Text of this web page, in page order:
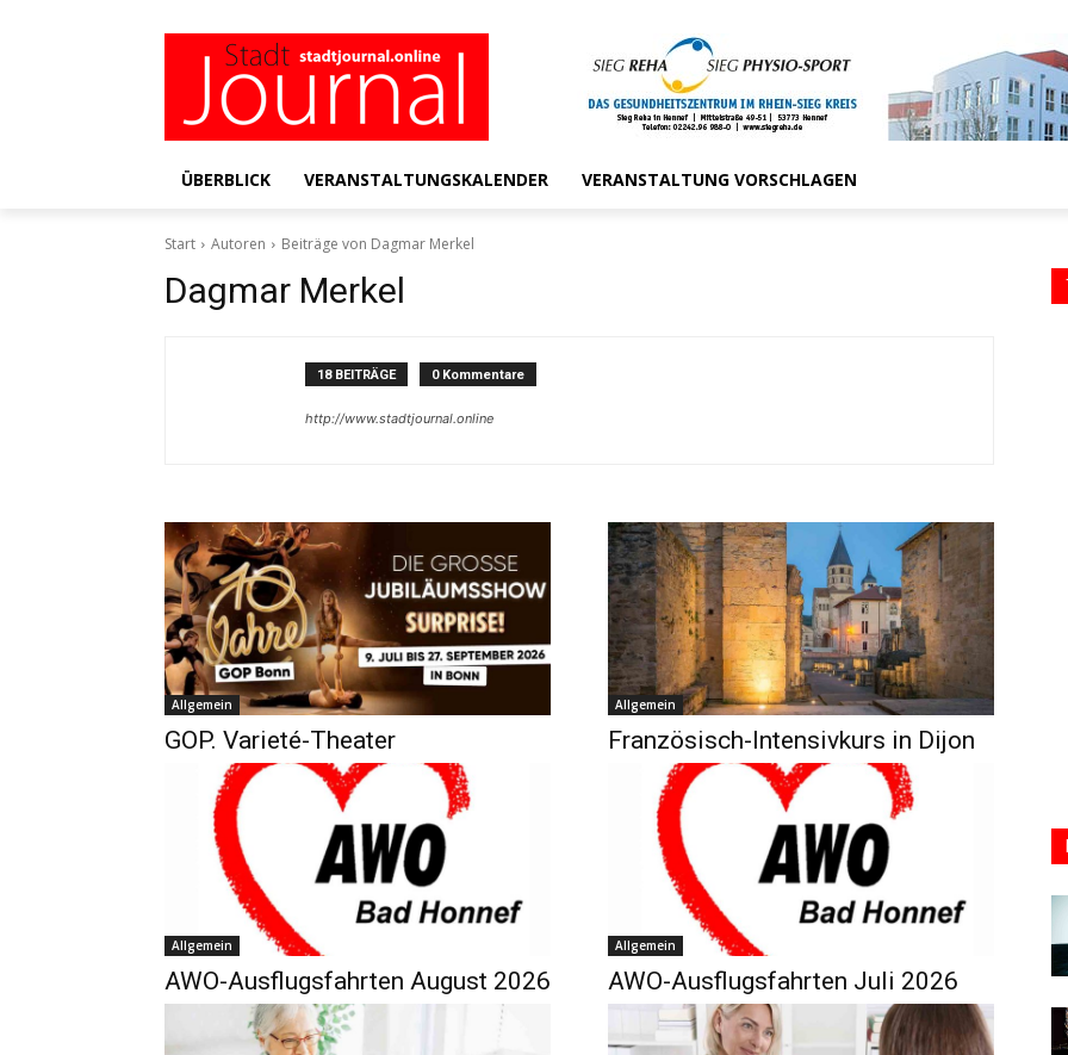
ÜBERBLICK VERANSTALTUNGSKALENDER VERANSTALTUNG VORSCHLAGEN
Start Autoren Beiträge von Dagmar Merkel
Dagmar Merkel
18 BEITRÄGE 0 Kommentare
http://www.stadtjournal.online
Allgemein
GOP. Varieté-Theater
Allgemein
Französisch-Intensivkurs in Dijon
Allgemein
AWO-Ausflugsfahrten August 2026
Allgemein
AWO-Ausflugsfahrten Juli 2026